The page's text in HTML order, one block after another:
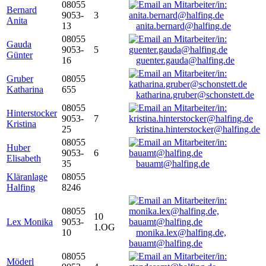
Bernard
Anita
08055
9053-
13
3
anita.bernard@halfing.de
Gauda
Günter
08055
9053-
16
5
guenter.gauda@halfing.de
Gruber
Katharina
08055
655
katharina.gruber@schonstett.de
Hinterstocker
Kristina
08055
9053-
25
7
kristina.hinterstocker@halfing.de
Huber
Elisabeth
08055
9053-
35
6
bauamt@halfing.de
Kläranlage
Halfing
08055
8246
Lex Monika
08055
9053-
10
10
1.OG
monika.lex@halfing.de,
bauamt@halfing.de
Möderl
08055